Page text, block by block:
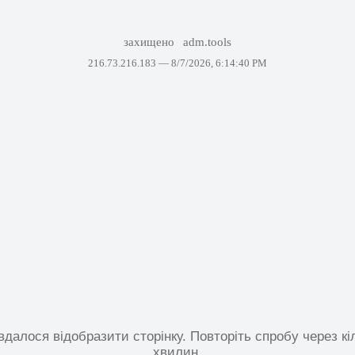
захищено adm.tools
216.73.216.183 — 8/7/2026, 6:14:40 PM
відобразити сторінку. Повторіть спробу через